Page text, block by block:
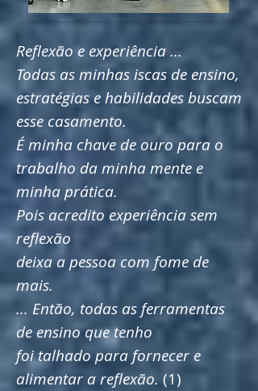
Reflexão e experiência ...
Todas as minhas iscas de ensino,
estratégias e habilidades buscam
esse casamento.
É minha chave de ouro para o
trabalho da minha mente e
minha prática.
Pois acredito experiência sem
reflexão
deixa a pessoa com fome de
mais.
... Então, todas as ferramentas
de ensino que tenho
foi talhado para fornecer e
alimentar a reflexão. (1)